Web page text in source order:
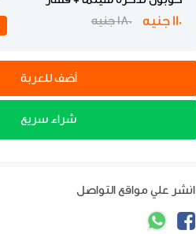
110 جنيه 180 جنيه
أضف للعربة
شراء سريع
انشر علي مواقع التواصل